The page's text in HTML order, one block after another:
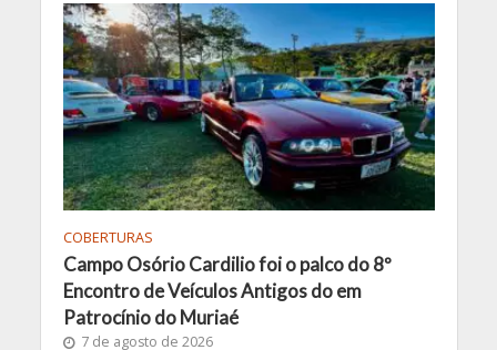
COBERTURAS
Campo Osório Cardilio foi o palco do 8º
Encontro de Veículos Antigos do em
Patrocínio do Muriaé
7 de agosto de 2026